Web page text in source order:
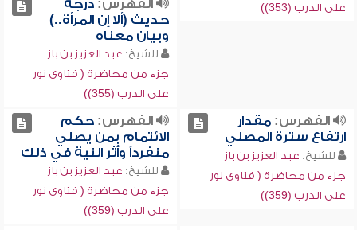
على الدرب (353))
الفهرس:درجة
حديث (ألا إن المرأة..)
وبيان معناه
للشيخ: عبد العزيز بن باز
جزء من محاضرة ( فتاوى نور
على الدرب (355))
الفهرس:مقدار
ارتفاع سترة المصلي
للشيخ: عبد العزيز بن باز
جزء من محاضرة ( فتاوى نور
على الدرب (359))
الفهرس:حكم
الائتمام بمن يصلي
منفرداً وأثر النية في ذلك
للشيخ: عبد العزيز بن باز
جزء من محاضرة ( فتاوى نور
على الدرب (359))